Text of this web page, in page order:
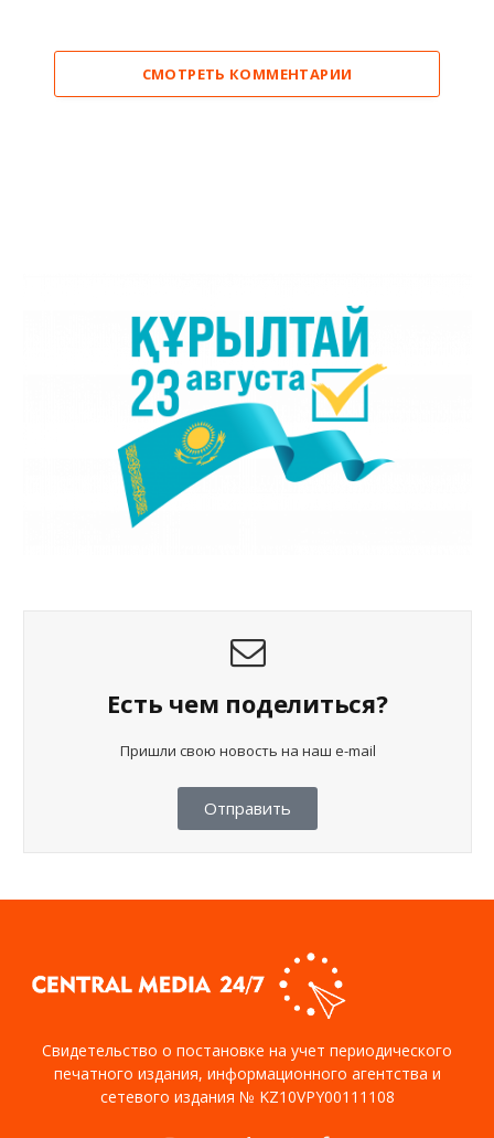
СМОТРЕТЬ КОММЕНТАРИИ
Есть чем поделиться?
Пришли свою новость на наш e-mail
Отправить
Свидетельство о постановке на учет периодического
печатного издания, информационного агентства и
сетевого издания № KZ10VPY00111108